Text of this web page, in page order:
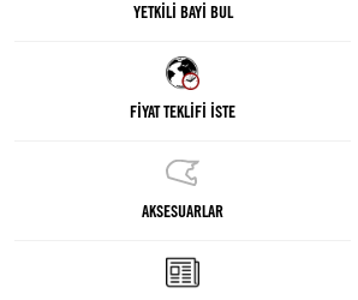
YETKİLİ BAYİ BUL
FİYAT TEKLİFİ İSTE
AKSESUARLAR